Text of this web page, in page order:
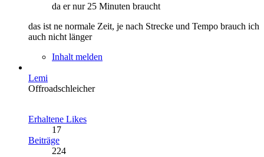
da er nur 25 Minuten braucht
das ist ne normale Zeit, je nach Strecke und Tempo brauch ich
auch nicht länger
Inhalt melden
Lemi
Offroadschleicher
Erhaltene Likes
17
Beiträge
224